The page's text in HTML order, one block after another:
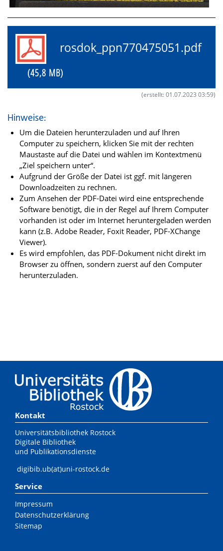
rosdok_ppn770475051.pdf
(45,8 MB)
(erstellt: 01.07.2023 03:59)
Hinweise:
Um die Dateien herunterzuladen und auf Ihren
Computer zu speichern, klicken Sie mit der rechten
Maustaste auf die Datei und wählen im Kontextmenü
„Ziel speichern unter“.
Aufgrund der Größe der Datei ist ggf. mit längeren
Downloadzeiten zu rechnen.
Zum Ansehen der PDF-Datei wird eine entsprechende
Software benötigt, die in der Regel auf Ihrem Computer
vorhanden ist oder im Internet heruntergeladen werden
kann (z.B. Adobe Reader, Foxit Reader, PDF-XChange
Viewer).
Es wird empfohlen, das PDF-Dokument nicht direkt im
Browser zu öffnen, sondern zuerst auf den Computer
herunterzuladen.
Kontakt
Universitätsbibliothek Rostock
Digitale Bibliothek
und Publikationsdienste
digibib.ub(at)uni-rostock.de
Service
Impressum
Datenschutzerklärung
Sitemap